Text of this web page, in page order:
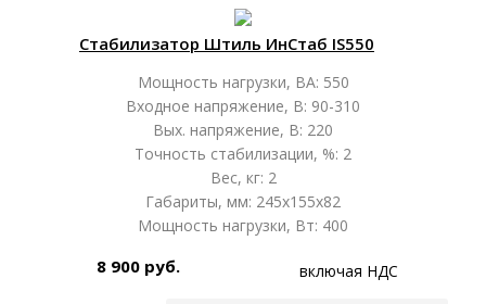
Стабилизатор Штиль ИнСтаб IS550
Мощность нагрузки, ВА: 550
Входное напряжение, В: 90-310
Вых. напряжение, В: 220
Точность стабилизации, %: 2
Вес, кг: 2
Габариты, мм: 245х155х82
Мощность нагрузки, Вт: 400
8 900 руб. включая НДС